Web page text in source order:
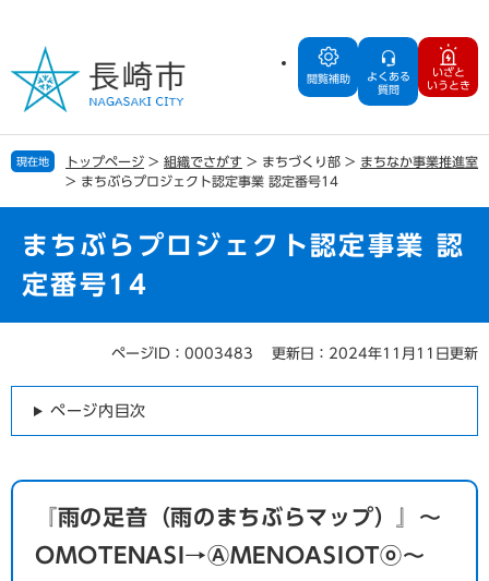
の
で
す
ー
ば
し
閲覧補助
よくある
質問
いざと
いうとき
現在地 トップページ > 組織でさがす > まちづくり部 > まちなか事業推進室
> まちぶらプロジェクト認定事業 認定番号14
まちぶらプロジェクト認定事業 認
定番号14
ページID：0003483 更新日：2024年11月11日更新
ページ内目次
『雨の足音（雨のまちぶらマップ）』～
OMOTENASI→ⒶMENOASIOTⓞ～